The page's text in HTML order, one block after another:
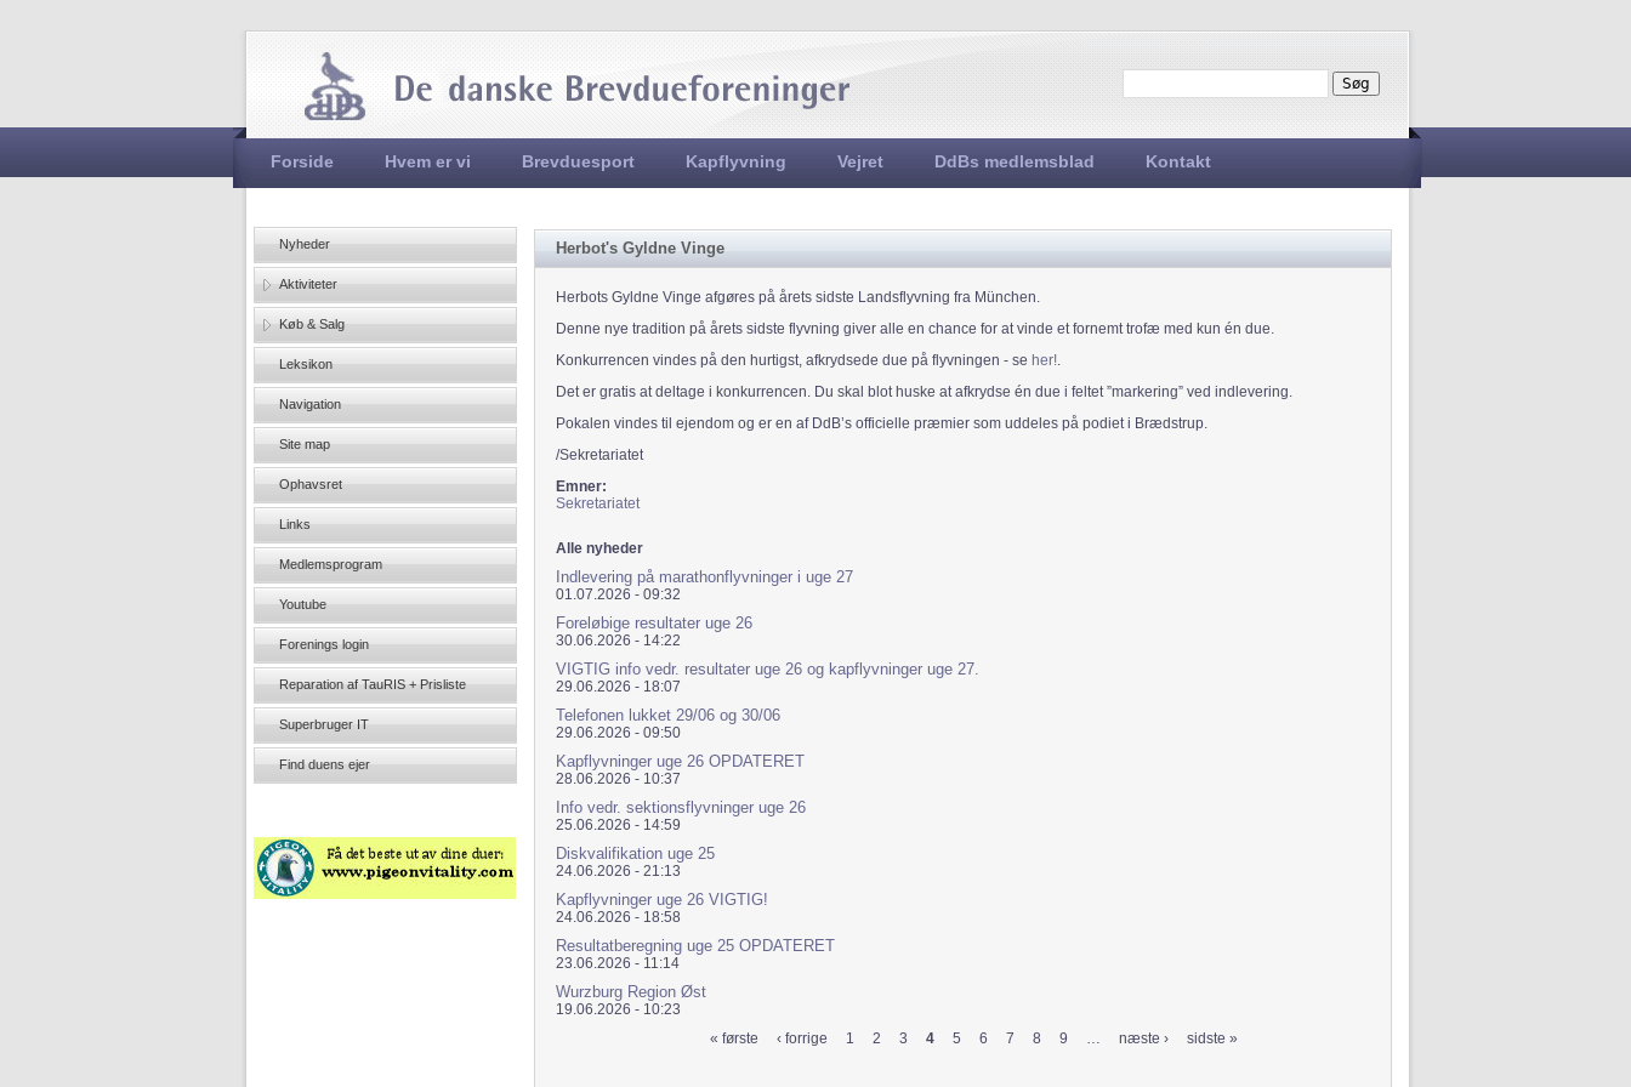
Søgefelt
Søg
Hovedmenu
Forside Hvem er vi Brevduesport Kapflyvning Vejret DdBs medlemsblad Kontakt
Herbot's Gyldne Vinge
Herbots Gyldne Vinge afgøres på årets sidste Landsflyvning fra München.
Denne nye tradition på årets sidste flyvning giver alle en chance for at vinde et fornemt trofæ med kun én due.
Konkurrencen vindes på den hurtigst, afkrydsede due på flyvningen - se her!.
Det er gratis at deltage i konkurrencen. Du skal blot huske at afkrydse én due i feltet ”markering” ved indlevering.
Pokalen vindes til ejendom og er en af DdB’s officielle præmier som uddeles på podiet i Brædstrup.
/Sekretariatet
Emner:
Sekretariatet
Alle nyheder
Indlevering på marathonflyvninger i uge 27
01.07.2026 - 09:32
Foreløbige resultater uge 26
30.06.2026 - 14:22
VIGTIG info vedr. resultater uge 26 og kapflyvninger uge 27.
29.06.2026 - 18:07
Telefonen lukket 29/06 og 30/06
29.06.2026 - 09:50
Kapflyvninger uge 26 OPDATERET
28.06.2026 - 10:37
Info vedr. sektionsflyvninger uge 26
25.06.2026 - 14:59
Diskvalifikation uge 25
24.06.2026 - 21:13
Kapflyvninger uge 26 VIGTIG!
24.06.2026 - 18:58
Resultatberegning uge 25 OPDATERET
23.06.2026 - 11:14
Wurzburg Region Øst
19.06.2026 - 10:23
« første ‹ forrige 1 2 3 4 5 6 7 8 9 … næste › sidste »
Nyheder
Aktiviteter
Køb & Salg
Leksikon
Navigation
Site map
Ophavsret
Links
Medlemsprogram
Youtube
Forenings login
Reparation af TauRIS + Prisliste
Superbruger IT
Find duens ejer